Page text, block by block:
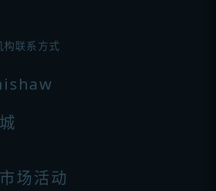
构联系方式
场活动